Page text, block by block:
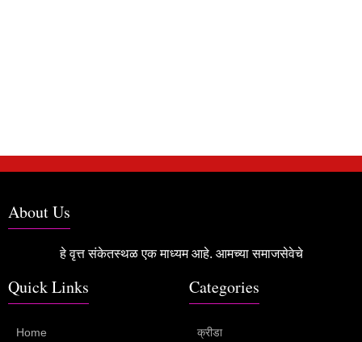
About Us
हे वृत्त संकेतस्थळ एक माध्यम आहे. आमच्या समाजसेवेचे
Quick Links
Home
Categories
क्रीडा